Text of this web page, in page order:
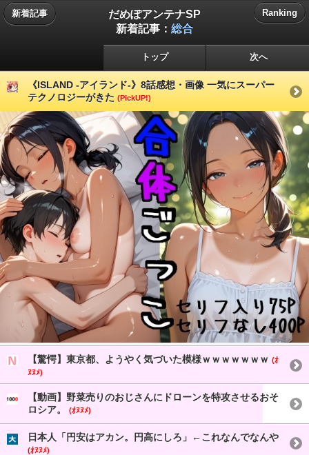
新着記事
だめぽアンテナSP
新着記事： 総合
Ranking
トップ 次へ
《ISLAND -アイランド-》8話感想・画像 一気にスーパー
テクノロジーがきた (PickUP!)
【驚愕】東京都、ようやく気づいた模様ｗｗｗｗｗｗｗ (ｵ
ﾇﾇﾒ)
【動画】野菜売りのおじさんにドローンを特攻させるおそ
ロシア。
(ｵﾇﾇﾒ)
日本人「円安はアカン。円高にしろ」←これなんでなんや
(ｵﾇﾇﾒ)